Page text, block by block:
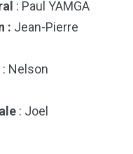
: Paul YAMGA
: Jean-Pierre
: Nelson
: Joel